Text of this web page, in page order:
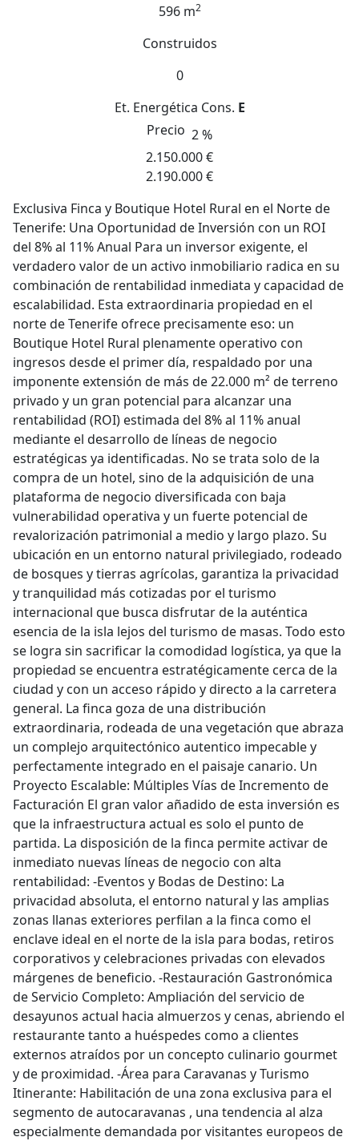
596 m2
Construidos
0
Et. Energética Cons. E
Precio 2 %
2.150.000 €
2.190.000 €
Exclusiva Finca y Boutique Hotel Rural en el Norte de
Tenerife: Una Oportunidad de Inversión con un ROI
del 8% al 11% Anual Para un inversor exigente, el
verdadero valor de un activo inmobiliario radica en su
combinación de rentabilidad inmediata y capacidad de
escalabilidad. Esta extraordinaria propiedad en el
norte de Tenerife ofrece precisamente eso: un
Boutique Hotel Rural plenamente operativo con
ingresos desde el primer día, respaldado por una
imponente extensión de más de 22.000 m² de terreno
privado y un gran potencial para alcanzar una
rentabilidad (ROI) estimada del 8% al 11% anual
mediante el desarrollo de líneas de negocio
estratégicas ya identificadas. No se trata solo de la
compra de un hotel, sino de la adquisición de una
plataforma de negocio diversificada con baja
vulnerabilidad operativa y un fuerte potencial de
revalorización patrimonial a medio y largo plazo. Su
ubicación en un entorno natural privilegiado, rodeado
de bosques y tierras agrícolas, garantiza la privacidad
y tranquilidad más cotizadas por el turismo
internacional que busca disfrutar de la auténtica
esencia de la isla lejos del turismo de masas. Todo esto
se logra sin sacrificar la comodidad logística, ya que la
propiedad se encuentra estratégicamente cerca de la
ciudad y con un acceso rápido y directo a la carretera
general. La finca goza de una distribución
extraordinaria, rodeada de una vegetación que abraza
un complejo arquitectónico autentico impecable y
perfectamente integrado en el paisaje canario. Un
Proyecto Escalable: Múltiples Vías de Incremento de
Facturación El gran valor añadido de esta inversión es
que la infraestructura actual es solo el punto de
partida. La disposición de la finca permite activar de
inmediato nuevas líneas de negocio con alta
rentabilidad: -Eventos y Bodas de Destino: La
privacidad absoluta, el entorno natural y las amplias
zonas llanas exteriores perfilan a la finca como el
enclave ideal en el norte de la isla para bodas, retiros
corporativos y celebraciones privadas con elevados
márgenes de beneficio. -Restauración Gastronómica
de Servicio Completo: Ampliación del servicio de
desayunos actual hacia almuerzos y cenas, abriendo el
restaurante tanto a huéspedes como a clientes
externos atraídos por un concepto culinario gourmet
y de proximidad. -Área para Caravanas y Turismo
Itinerante: Habilitación de una zona exclusiva para el
segmento de autocaravanas , una tendencia al alza
especialmente demandada por visitantes europeos de